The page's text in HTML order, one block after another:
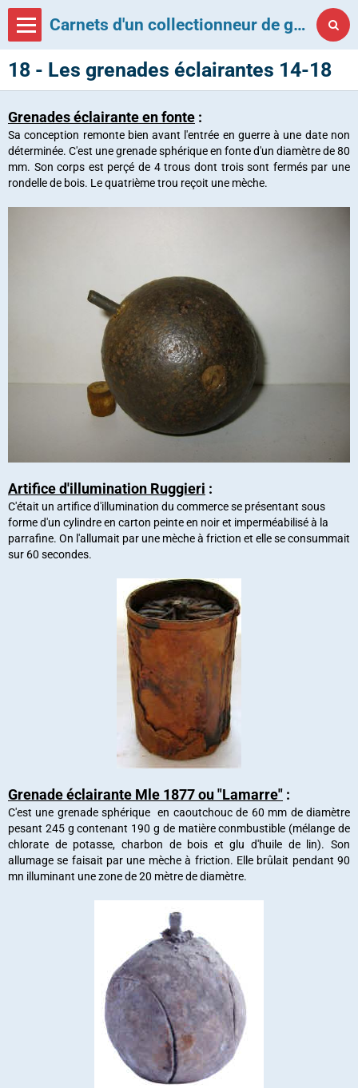
Carnets d'un collectionneur de grenades françaises
18 - Les grenades éclairantes 14-18
Grenades éclairante en fonte :
Sa conception remonte bien avant l'entrée en guerre à une date non
déterminée. C'est une grenade sphérique en fonte d'un diamètre de 80
mm. Son corps est perçé de 4 trous dont trois sont fermés par une
rondelle de bois. Le quatrième trou reçoit une mèche.
Artifice d'illumination Ruggieri :
C'était un artifice d'illumination du commerce se présentant sous
forme d'un cylindre en carton peinte en noir et imperméabilisé à la
parrafine. On l'allumait par une mèche à friction et elle se consummait
sur 60 secondes.
Grenade éclairante Mle 1877 ou "Lamarre" :
C'est une grenade sphérique en caoutchouc de 60 mm de diamètre
pesant 245 g contenant 190 g de matière conmbustible (mélange de
chlorate de potasse, charbon de bois et glu d'huile de lin). Son
allumage se faisait par une mèche à friction. Elle brûlait pendant 90
mn illuminant une zone de 20 mètre de diamètre.